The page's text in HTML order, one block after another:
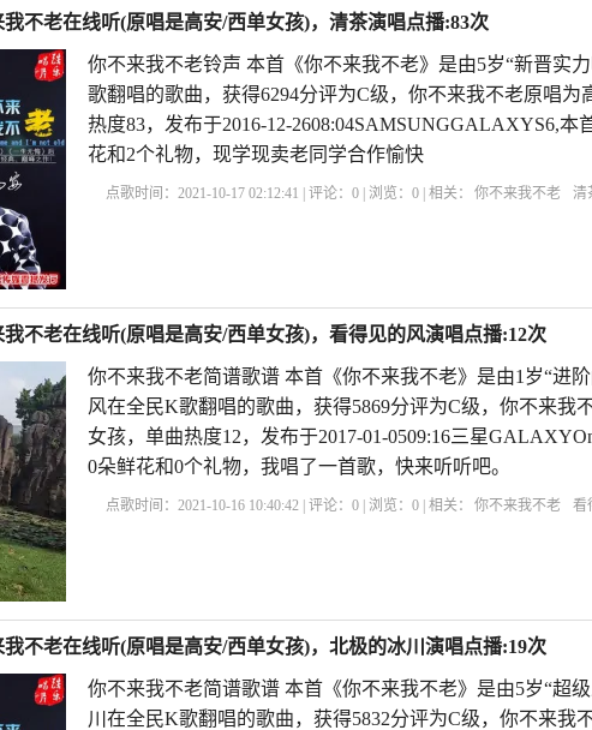
我不老在线听(原唱是高安/西单女孩)，清茶演唱点播:83次
你不来我不老铃声 本首《你不来我不老》是由5岁“新晋实
歌翻唱的歌曲，获得6294分评为C级，你不来我不老原唱为
热度83，发布于2016-12-2608:04SAMSUNGGALAXYS6,本
花和2个礼物，现学现卖老同学合作愉快
点歌时间：2021-10-17 02:12:41 | 评论：0 | 浏览：0 | 相关： 你不来我不老 清
我不老在线听(原唱是高安/西单女孩)，看得见的风演唱点播:12次
你不来我不老简谱歌谱 本首《你不来我不老》是由1岁“进
风在全民K歌翻唱的歌曲，获得5869分评为C级，你不来我
女孩，单曲热度12，发布于2017-01-0509:16三星
0朵鲜花和0个礼物，我唱了一首歌，快来听听吧。
点歌时间：2021-10-16 10:40:42 | 评论：0 | 浏览：0 | 相关： 你不来我不老 看
我不老在线听(原唱是高安/西单女孩)，北极的冰川演唱点播:19次
你不来我不老简谱歌谱 本首《你不来我不老》是由5岁“超
川在全民K歌翻唱的歌曲，获得5832分评为C级，你不来我